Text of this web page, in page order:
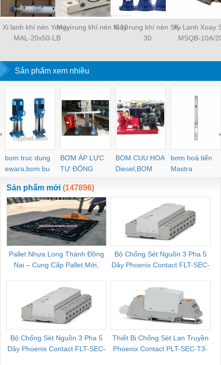
Xi lanh khí nén Yongyi
MAL-20x50-LB
Máy rung khí nén K-10Máy rung khí nén SK-
30
Xy Lanh Xoay
MSQB-10A/
Sản phẩm xem nhiều
bom truc dung
ewara,bom bu
ewara
BƠM ÁP LỰC
TỰ ĐỘNG
BOM CUU HOA
Diesel,BOM
CHUA CHAY
bơm hoả tiển
Mastra
‹ ›
Sản phẩm mới (147896)
Pallet Nhựa Long Thành Đồng
Nai – Cung Cấp Pallet Mới,
Bộ Chống Sét Nguồn 3 Pha 5
Dây Phoenix Contact FLT-SEC-
Bộ Chống Sét Nguồn 3 Pha 5
Dây Phoenix Contact FLT-SEC-
Thiết Bị Chống Sét Lan Truyền
Phoenix Contact PLT-SEC-T3-